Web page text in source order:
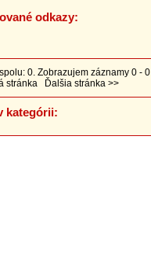
odkazy:
0. Zobrazujem záznamy 0 - 0
stránka Ďalšia stránka >>
kategórii: